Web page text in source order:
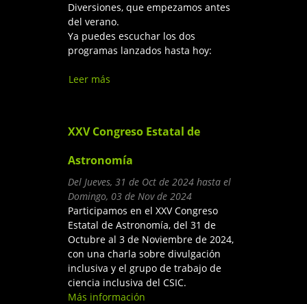
Diversiones, que empezamos antes
del verano.
Ya puedes escuchar los dos
programas lanzados hasta hoy:
Leer más
XXV Congreso Estatal de
Astronomía
Del Jueves, 31 de Oct de 2024 hasta el
Domingo, 03 de Nov de 2024
Participamos en el XXV Congreso
Estatal de Astronomía, del 31 de
Octubre al 3 de Noviembre de 2024,
con una charla sobre divulgación
inclusiva y el grupo de trabajo de
ciencia inclusiva del CSIC.
Más información